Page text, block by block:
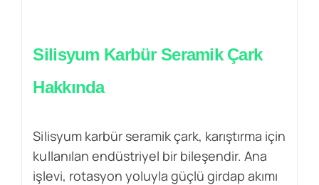
Silisyum Karbür Seramik Çark
Hakkında
Silisyum karbür seramik çark, karıştırma için
kullanılan endüstriyel bir bileşendir. Ana
işlevi, rotasyon yoluyla güçlü girdap akımı